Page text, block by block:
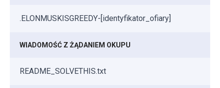
.ELONMUSKISGREEDY-[identyfikator_ofiary]
WIADOMOŚĆ Z ŻĄDANIEM OKUPU
README_SOLVETHIS.txt